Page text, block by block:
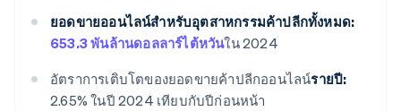
ยอดขายออนไลน์สำหรับอุตสาหกรรมค้าปลีกทั้งหมด:
653.3 พันล้านดอลลาร์ไต้หวันใน 2024
อัตราการเติบโตของยอดขายค้าปลีกออนไลน์รายปี:
2.65% ในปี 2024 เทียบกับปีก่อนหน้า